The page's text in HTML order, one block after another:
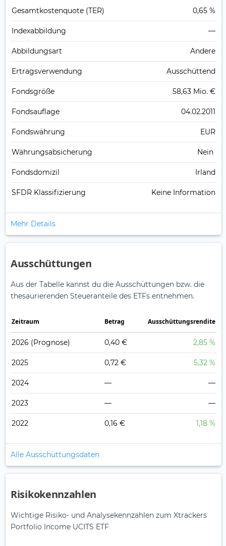
Gesamt­kosten­quote (TER) 0,65 %
Index­abbildung —
Abbildungs­art Andere
Ertrags­verwendung Ausschüttend
Fonds­größe 58,63 Mio. €
Fonds­auflage 04.02.2011
Fonds­währung EUR
Währungsabsicherung Nein
Fondsdomizil Irland
SFDR Klassifizierung Keine Information
Mehr Details
Ausschüttungen
Aus der Tabelle kannst du die Ausschüttungen bzw. die
thesaurierenden Steueranteile des ETFs entnehmen.
Zeitraum Betrag Ausschüttungsrendite
2026 (Prognose) 0,40 € 2,85 %
2025 0,72 € 5,32 %
2024 — —
2023 — —
2022 0,16 € 1,18 %
Alle Ausschüttungsdaten
Risikokennzahlen
Wichtige Risiko- und Analysekennzahlen zum Xtrackers
Portfolio Income UCITS ETF